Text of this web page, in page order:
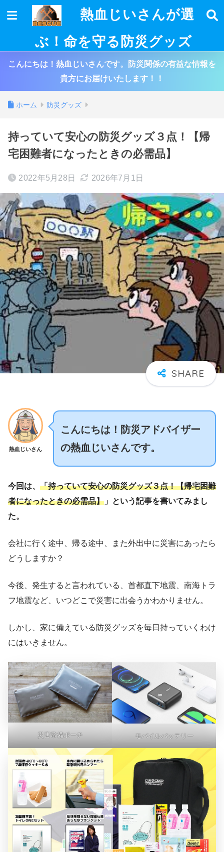
熱血じいさんが選
ぶ！命を守る防災グッズ
こんにちは！熱血じいさんです。防災関係の有益な情報を
貴方にお届けいたします！！
ホーム 防災グッズ
持っていて安心の防災グッズ３点！【帰
宅困難者になったときの必需品】
2022年5月28日 2026年7月1日
熱血じいさん
こんにちは！防災アドバイザー
の熱血じいさんです。
今回は、 「持っていて安心の防災グッズ３点！【帰宅困難
者になったときの必需品】 」という記事を書いてみまし
た。
会社に行く途中、帰る途中、また外出中に災害にあったら
どうしますか？
今後、発生すると言われている、首都直下地震、南海トラ
フ地震など、いつどこで災害に出会うかわかりません。
しかし、家に備えている防災グッズを毎日持っていくわけ
にはいきません。
災害常備ポーチ モバイルバッテリー